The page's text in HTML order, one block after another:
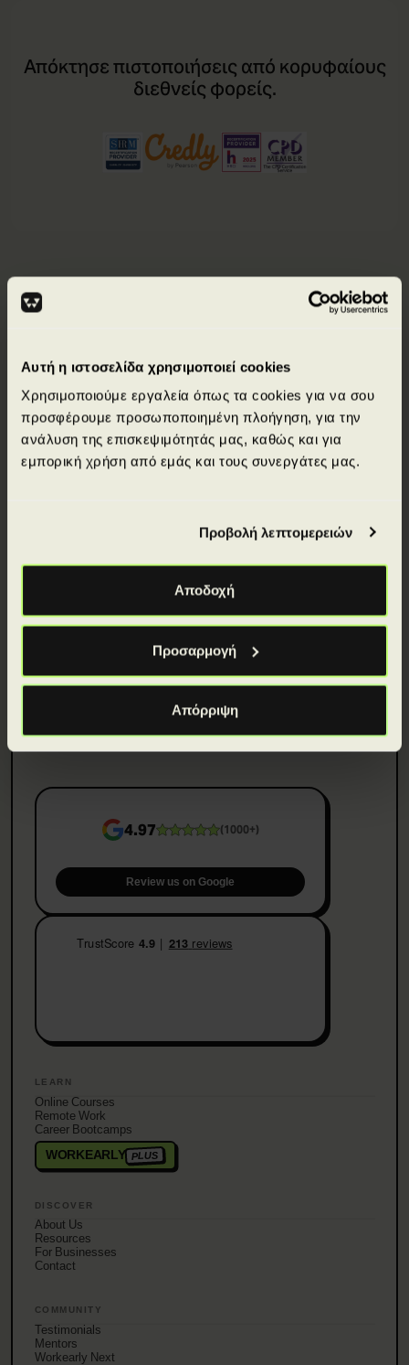
Αυτή η ιστοσελίδα χρησιμοποιεί cookies
Χρησιμοποιούμε εργαλεία όπως τα cookies για να σου
προσφέρουμε προσωποποιημένη πλοήγηση, για την
ανάλυση της επισκεψιμότητάς μας, καθώς και για
εμπορική χρήση από εμάς και τους συνεργάτες μας.
Προβολή λεπτομερειών
Αποδοχή
Προσαρμογή
Απόρριψη
Απόκτησε πιστοποιήσεις από κορυφαίους
διεθνείς φορείς.
remote.
WORKEARLY NEWSLETTER
Offers& Giveaways
remote θέσεις εργασίας, δωρεάν courses, giveaways και
ΕΓΓΡΑΦΗ
Η WORKEARLY LTD επιθυμεί να αποστέλλει στο email σας ενημερώσεις, νέα και
άλλες προωθητικές επικοινωνίες. Έχετε τη δυνατότητα να ανακαλέσετε ανά
κάτω μέρος κάθε επικοινωνίας που θα λαμβάνετε. Περισσότερες πληροφορίες
μπορείτε να βρείτε στη .
4.97 (1000+)
Review us on Google
LEARN
Online Courses
Remote Work
Career Bootcamps
WORKEARLY PLUS
DISCOVER
About Us
Resources
For Businesses
Contact
COMMUNITY
Testimonials
Mentors
Workearly Next